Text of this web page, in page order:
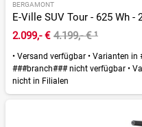
BERGAMONT
E-Ville SUV Tour - 625 Wh
2.099,- € 4.199,- €¹
• Versand verfügbar • Varianten in
###branch### nicht verfügbar •
nicht in Filialen